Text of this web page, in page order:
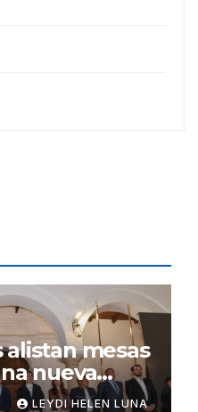
mesas
nueva
LEYDI HELEN LUNA